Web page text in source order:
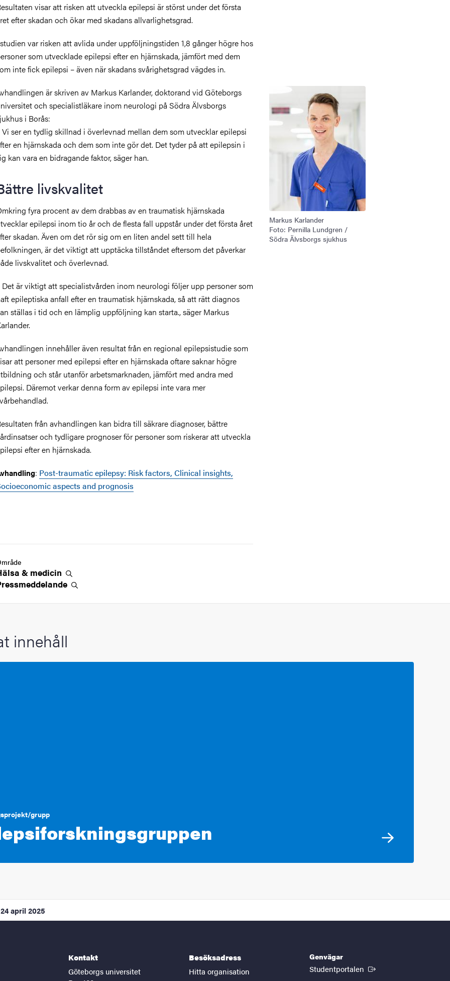
visar att risken att utveckla epilepsi är störst under det första
ret efter skadan och ökar med skadans allvarlighetsgrad.
var risken att avlida under uppföljningstiden 1,8 gånger högre hos
som utvecklade epilepsi efter en hjärnskada, jämfört med dem
inte fick epilepsi – även när skadans svårighetsgrad vägdes in.
Markus Karlander
Foto: Pernilla Lundgren /
Södra Älvsborgs sjukhus
är skriven av Markus Karlander, doktorand vid Göteborgs
och specialistläkare inom neurologi på Södra Älvsborgs
i Borås:
Vi ser en tydlig skillnad i överlevnad mellan dem som utvecklar epilepsi
en hjärnskada och dem som inte gör det. Det tyder på att epilepsin i
kan vara en bidragande faktor, säger han.
livskvalitet
fyra procent av dem drabbas av en traumatisk hjärnskada
epilepsi inom tio år och de flesta fall uppstår under det första året
skadan. Även om det rör sig om en liten andel sett till hela
är det viktigt att upptäcka tillståndet eftersom det påverkar
livskvalitet och överlevnad.
Det är viktigt att specialistvården inom neurologi följer upp personer som
epileptiska anfall efter en traumatisk hjärnskada, så att rätt diagnos
ställas i tid och en lämplig uppföljning kan starta., säger Markus
innehåller även resultat från en regional epilepsistudie som
att personer med epilepsi efter en hjärnskada oftare saknar högre
och står utanför arbetsmarknaden, jämfört med andra med
Däremot verkar denna form av epilepsi inte vara mer
från avhandlingen kan bidra till säkrare diagnoser, bättre
och tydligare prognoser för personer som riskerar att utveckla
efter en hjärnskada.
: Post-traumatic epilepsy: Risk factors, Clinical insights,
aspects and prognosis
& medicin
innehåll
grupp
24 april 2025
Kontakt
Göteborgs universitet
Besöksadress
Hitta organisation
Genvägar
Studentportalen (Extern länk)